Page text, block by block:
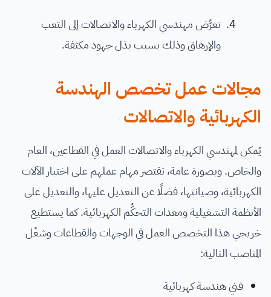
تعرُّض مهندسي الكهرباء والاتصالات إلى التعب
والإرهاق وذلك بسبب بذل جهود مكثفة.
مجالات عمل تخصص الهندسة
الكهربائية والاتصالات
يُمكن لمهندسي الكهرباء والاتصالات العمل في القطاعين، العام
والخاص. وبصورة عامة، تقتصر مهام عملهم على اختبار الآلات
الكهربائية، وصيانتها، فضلًا عن التعديل عليها، والتعديل على
الأنظمة التشغيلية ومعدات التحكُّم الكهربائية. كما يستطيع
خريجي هذا التخصص العمل في الوجهات والقطاعات وشغْل
المناصب التالية:
فني هندسة كهربائية